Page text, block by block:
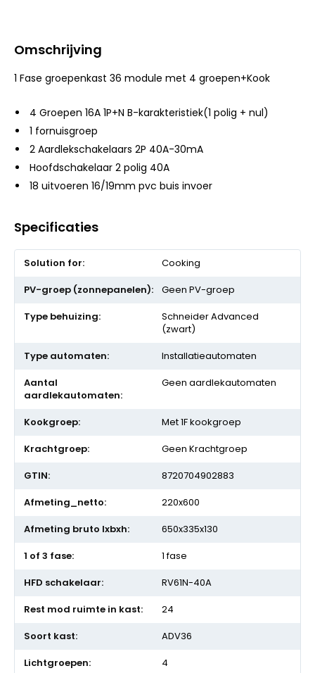
Specificaties
Meer
informatie
Cooking
Geen PV-groep
Schneider Advanced
(zwart)
Installatieautomaten
Geen aardlekautomaten
Met 1F kookgroep
Geen Krachtgroep
8720704902883
220x600
650x335x130
1 fase
RV61N-40A
24
ADV36
4
Omschrijving
1 Fase groepenkast 36 module met 4 groepen+Kook
4 Groepen 16A 1P+N B-karakteristiek(1 polig + nul)
1 fornuisgroep
2 Aardlekschakelaars 2P 40A-30mA
Hoofdschakelaar 2 polig 40A
18 uitvoeren 16/19mm pvc buis invoer